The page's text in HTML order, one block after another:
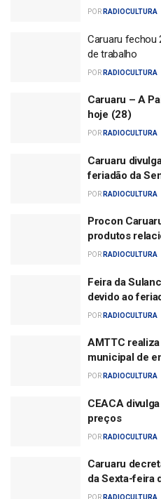
POR RADIOCULTURA
Caruaru fechou
de trabalho
POR RADIOCULTURA
Caruaru – A
hoje (28)
POR RADIOCULTURA
Caruaru
feriadão da
POR RADIOCULTURA
Procon
produtos
POR RADIOCULTURA
Feira da
devido ao
POR RADIOCULTURA
AMTTC
municipal de
POR RADIOCULTURA
CEACA
preços
POR RADIOCULTURA
Caruaru
da Sexta-feira
POR RADIOCULTURA